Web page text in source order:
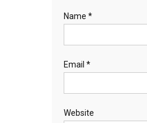
Name *
Email *
Website